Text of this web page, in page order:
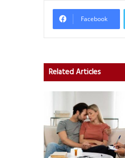
Facebook
Related Articles